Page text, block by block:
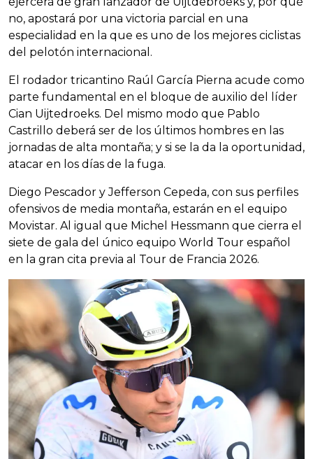
no, apostará por una victoria parcial en una
especialidad en la que es uno de los mejores ciclistas
del pelotón internacional.
El rodador tricantino Raúl García Pierna acude como
parte fundamental en el bloque de auxilio del líder
Cian Uijtedroeks. Del mismo modo que Pablo
Castrillo deberá ser de los últimos hombres en las
jornadas de alta montaña; y si se la da la oportunidad,
atacar en los días de la fuga.
Diego Pescador y Jefferson Cepeda, con sus perfiles
ofensivos de media montaña, estarán en el equipo
Movistar. Al igual que Michel Hessmann que cierra el
siete de gala del único equipo World Tour español
en la gran cita previa al Tour de Francia 2026.